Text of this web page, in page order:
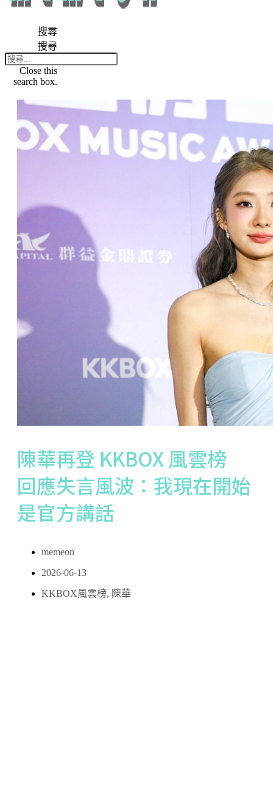
搜尋
搜尋
Close this
search box.
陳華再登 KKBOX 風雲榜
回應失言風波：我現在開始
是官方講話
memeon
2026-06-13
KKBOX風雲榜, 陳華